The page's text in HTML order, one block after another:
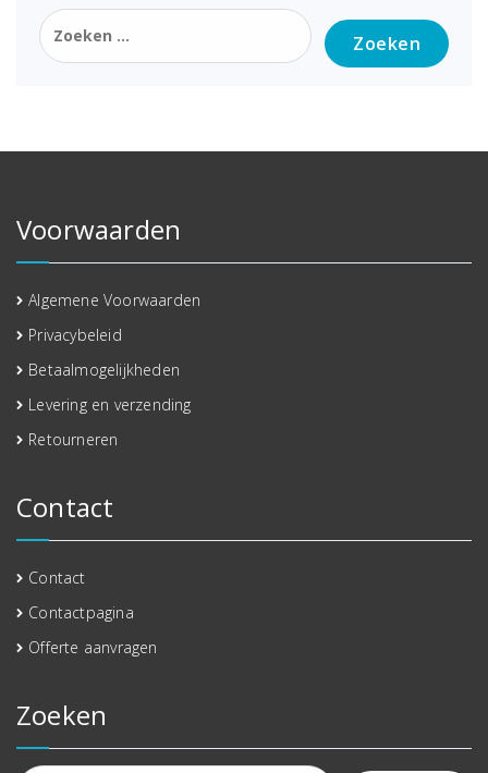
Zoeken
naar:
Voorwaarden
Algemene Voorwaarden
Privacybeleid
Betaalmogelijkheden
Levering en verzending
Retourneren
Contact
Contact
Contactpagina
Offerte aanvragen
Zoeken